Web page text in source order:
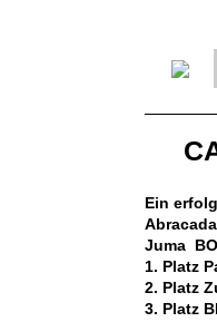
Ein
Juma
1. Platz
2. Platz
3. Platz